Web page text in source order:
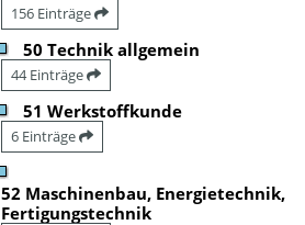
156 Einträge
50 Technik allgemein
44 Einträge
51 Werkstoffkunde
6 Einträge
52 Maschinenbau, Energietechnik,
Fertigungstechnik